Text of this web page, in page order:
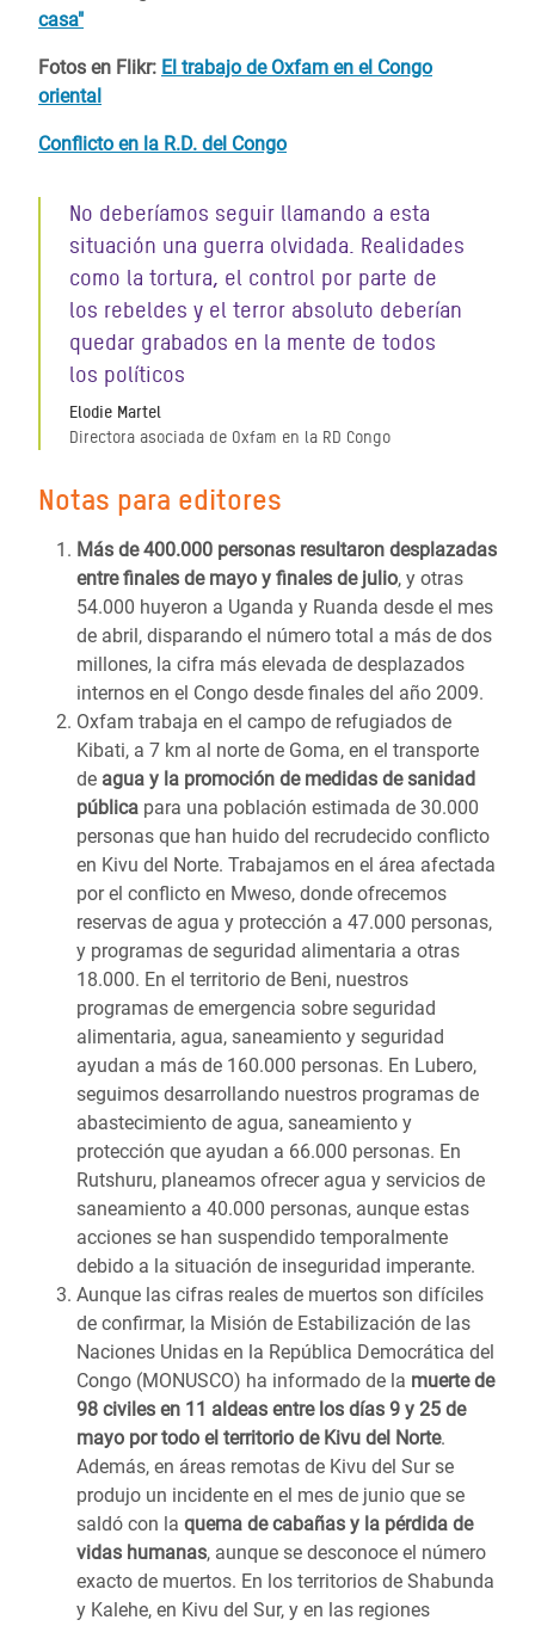
casa"
Fotos en Flikr: El trabajo de Oxfam en el Congo
oriental
Conflicto en la R.D. del Congo
No deberíamos seguir llamando a esta
situación una guerra olvidada. Realidades
como la tortura, el control por parte de
los rebeldes y el terror absoluto deberían
quedar grabados en la mente de todos
los políticos
Elodie Martel
Directora asociada de Oxfam en la RD Congo
Notas para editores
Más de 400.000 personas resultaron desplazadas
entre finales de mayo y finales de julio, y otras
54.000 huyeron a Uganda y Ruanda desde el mes
de abril, disparando el número total a más de dos
millones, la cifra más elevada de desplazados
internos en el Congo desde finales del año 2009.
Oxfam trabaja en el campo de refugiados de
Kibati, a 7 km al norte de Goma, en el transporte
de agua y la promoción de medidas de sanidad
pública para una población estimada de 30.000
personas que han huido del recrudecido conflicto
en Kivu del Norte. Trabajamos en el área afectada
por el conflicto en Mweso, donde ofrecemos
reservas de agua y protección a 47.000 personas,
y programas de seguridad alimentaria a otras
18.000. En el territorio de Beni, nuestros
programas de emergencia sobre seguridad
alimentaria, agua, saneamiento y seguridad
ayudan a más de 160.000 personas. En Lubero,
seguimos desarrollando nuestros programas de
abastecimiento de agua, saneamiento y
protección que ayudan a 66.000 personas. En
Rutshuru, planeamos ofrecer agua y servicios de
saneamiento a 40.000 personas, aunque estas
acciones se han suspendido temporalmente
debido a la situación de inseguridad imperante.
Aunque las cifras reales de muertos son difíciles
de confirmar, la Misión de Estabilización de las
Naciones Unidas en la República Democrática del
Congo (MONUSCO) ha informado de la muerte de
98 civiles en 11 aldeas entre los días 9 y 25 de
mayo por todo el territorio de Kivu del Norte.
Además, en áreas remotas de Kivu del Sur se
produjo un incidente en el mes de junio que se
saldó con la quema de cabañas y la pérdida de
vidas humanas, aunque se desconoce el número
exacto de muertos. En los territorios de Shabunda
y Kalehe, en Kivu del Sur, y en las regiones